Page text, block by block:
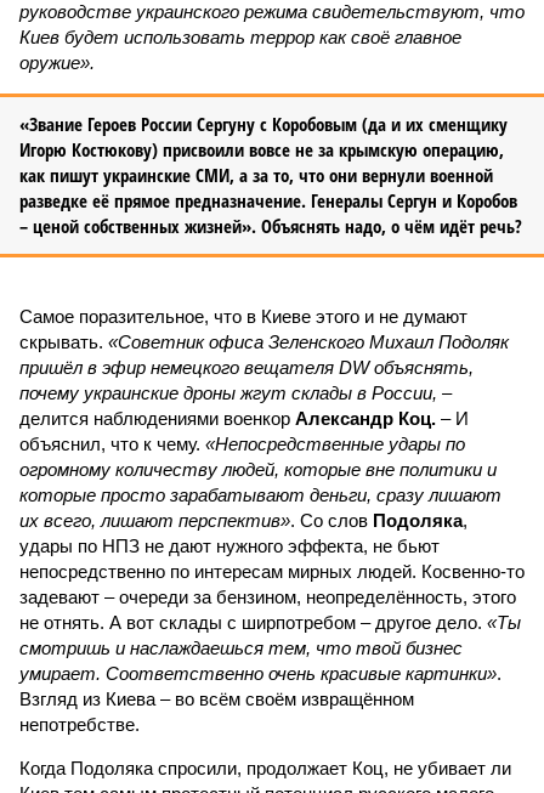
руководстве украинского режима свидетельствуют, что
Киев будет использовать террор как своё главное
оружие».
«Звание Героев России Сергуну с Коробовым (да и их сменщику
Игорю Костюкову) присвоили вовсе не за крымскую операцию,
как пишут украинские СМИ, а за то, что они вернули военной
разведке её прямое предназначение. Генералы Сергун и Коробов
– ценой собственных жизней». Объяснять надо, о чём идёт речь?
Самое поразительное, что в Киеве этого и не думают
скрывать. «Советник офиса Зеленского Михаил Подоляк
пришёл в эфир немецкого вещателя DW объяснять,
почему украинские дроны жгут склады в России, –
делится наблюдениями военкор Александр Коц. – И
объяснил, что к чему. «Непосредственные удары по
огромному количеству людей, которые вне политики и
которые просто зарабатывают деньги, сразу лишают
их всего, лишают перспектив». Со слов Подоляка,
удары по НПЗ не дают нужного эффекта, не бьют
непосредственно по интересам мирных людей. Косвенно-то
задевают – очереди за бензином, неопределённость, этого
не отнять. А вот склады с ширпотребом – другое дело. «Ты
смотришь и наслаждаешься тем, что твой бизнес
умирает. Соответственно очень красивые картинки».
Взгляд из Киева – во всём своём извращённом
непотребстве.
Когда Подоляка спросили, продолжает Коц, не убивает ли